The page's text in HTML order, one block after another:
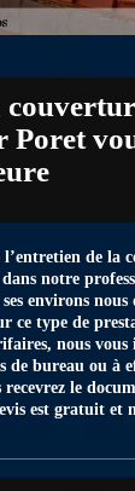
Poret
de la
notre
environs
ce type de
nous vous
de bureau ou à
le
est gratuit et